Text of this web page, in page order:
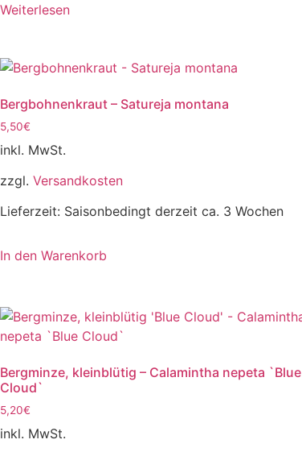
Weiterlesen
Bergbohnenkraut – Satureja montana
5,50€
inkl. MwSt.
zzgl. Versandkosten
Lieferzeit: Saisonbedingt derzeit ca. 3 Wochen
In den Warenkorb
Bergminze, kleinblütig – Calamintha nepeta `Blue
Cloud`
5,20€
inkl. MwSt.